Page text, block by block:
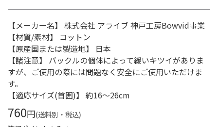
【メーカー名】 株式会社 アライブ 神戸工房Bowvid事業
【材質/素材】 コットン
【原産国または製造地】 日本
【諸注意】 バックルの個体によって緩いキツイがありま
すが、ご使用の際には問題なく安全にご使用いただけま
す。
【適応サイズ(首囲)】 約16～26cm
760円(送料別・税込)